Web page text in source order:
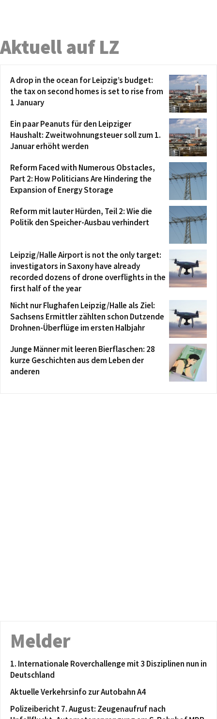
Aktuell auf LZ
A drop in the ocean for Leipzig’s budget:
the tax on second homes is set to rise from
1 January
Ein paar Peanuts für den Leipziger
Haushalt: Zweitwohnungsteuer soll zum 1.
Januar erhöht werden
Reform Faced with Numerous Obstacles,
Part 2: How Politicians Are Hindering the
Expansion of Energy Storage
Reform mit lauter Hürden, Teil 2: Wie die
Politik den Speicher-Ausbau verhindert
Leipzig/Halle Airport is not the only target:
investigators in Saxony have already
recorded dozens of drone overflights in the
first half of the year
Nicht nur Flughafen Leipzig/Halle als Ziel:
Sachsens Ermittler zählten schon Dutzende
Drohnen-Überflüge im ersten Halbjahr
Junge Männer mit leeren Bierflaschen: 28
kurze Geschichten aus dem Leben der
anderen
Melder
1. Internationale Roverchallenge mit 3 Disziplinen nun in
Deutschland
Aktuelle Verkehrsinfo zur Autobahn A4
Polizeibericht 7. August: Zeugenaufruf nach